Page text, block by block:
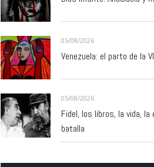
05/08/2026
Venezuela: el parto de la
05/08/2026
Fidel, los libros, la vida, la
batalla